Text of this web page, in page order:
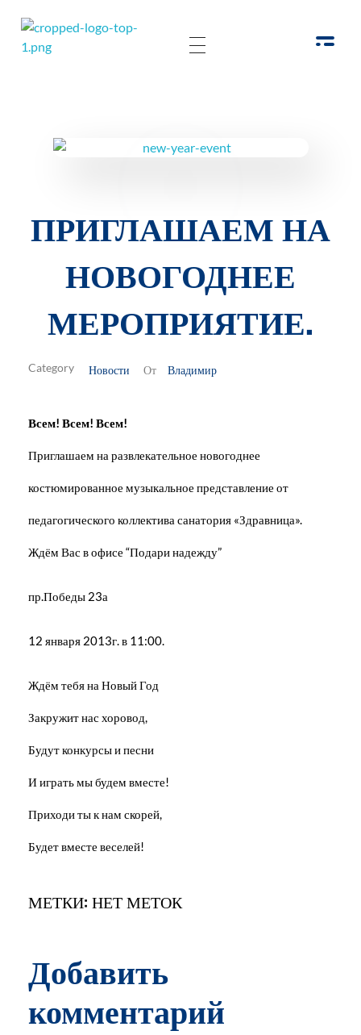
ПРИГЛАШАЕМ НА
НОВОГОДНЕЕ
МЕРОПРИЯТИЕ.
От Владимир
Новости
Всем! Всем! Всем!
Приглашаем на развлекательное новогоднее
костюмированное музыкальное представление от
педагогического коллектива санатория «Здравница».
Ждём Вас в офисе “Подари надежду”
пр.Победы 23а
12 января 2013г. в 11:00.
Ждём тебя на Новый Год
Закружит нас хоровод,
Будут конкурсы и песни
И играть мы будем вместе!
Приходи ты к нам скорей,
Будет вместе веселей!
МЕТКИ: НЕТ МЕТОК
Добавить
комментарий